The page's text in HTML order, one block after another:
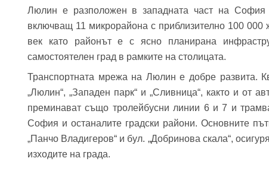
Вход
или
Люлин е разположен в западната част на
включващ 11 микрорайона с приблизително 100 000
век като районът е с ясно планирана
самостоятелен град в рамките на столицата.
Транспортната мрежа на Люлин е добре развита.
„Люлин“, „Западен парк“ и „Сливница“, както и от
преминават също тролейбусни линии 6 и 7 и
София и останалите градски райони. Основните
„Панчо Владигеров“ и бул. „Добринова скала“,
изходите на града.
Телефон*
се обадим